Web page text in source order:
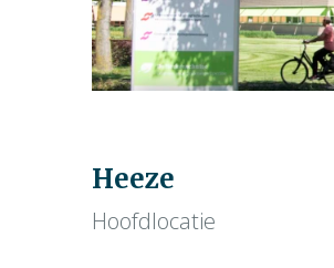
Heeze
Hoofdlocatie